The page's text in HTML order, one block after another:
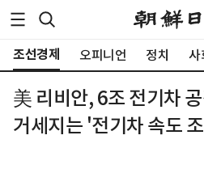
조선경제 오피니언 정치 사
美 리비안, 6조 전기차
거세지는 '전기차 속도